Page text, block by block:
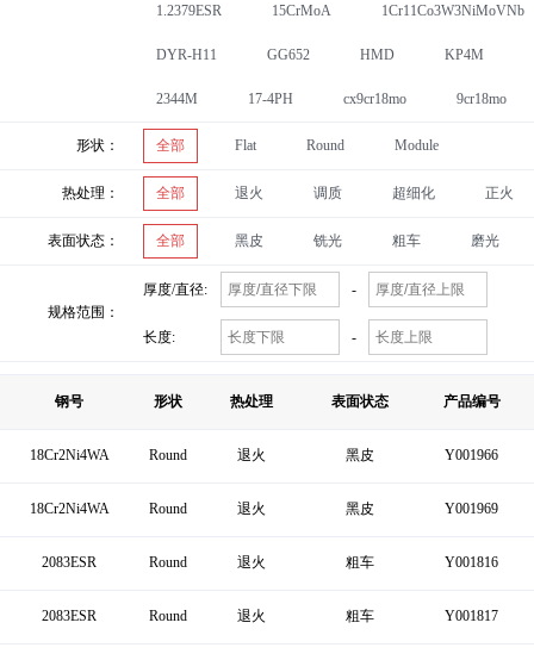
1.2379ESR 15CrMoA 1Cr11Co3W3NiMoVNb
DYR-H11 GG652 HMD KP4M
2344M 17-4PH cx9cr18mo 9cr18mo
形状： 全部 Flat Round Module
热处理： 全部 退火 调质 超细化 正火
表面状态： 全部 黑皮 铣光 粗车 磨光
规格范围：
厚度/直径: -
长度: -
钢号 形状 热处理 表面状态 产品编号
18Cr2Ni4WA Round 退火 黑皮 Y001966
18Cr2Ni4WA Round 退火 黑皮 Y001969
2083ESR Round 退火 粗车 Y001816
2083ESR Round 退火 粗车 Y001817